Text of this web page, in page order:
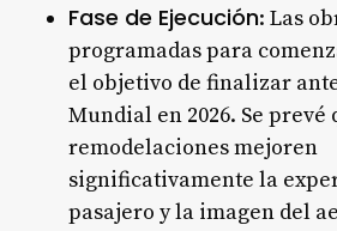
Fase de Ejecución: Las
programadas para
el objetivo de finalizar
Mundial en 2026. Se prevé
remodelaciones mejoren
significativamente la
pasajero y la imagen del